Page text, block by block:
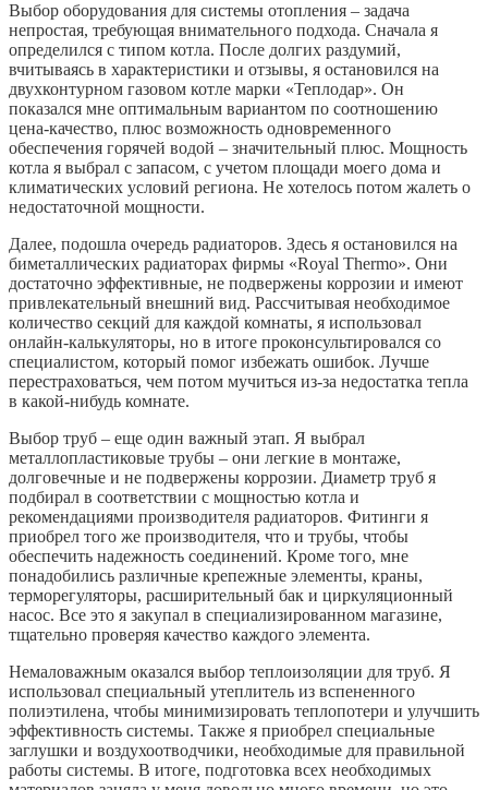
Выбор оборудования для системы отопления – задача
непростая, требующая внимательного подхода. Сначала я
определился с типом котла. После долгих раздумий,
вчитываясь в характеристики и отзывы, я остановился на
двухконтурном газовом котле марки «Теплодар». Он
показался мне оптимальным вариантом по соотношению
цена-качество, плюс возможность одновременного
обеспечения горячей водой – значительный плюс. Мощность
котла я выбрал с запасом, с учетом площади моего дома и
климатических условий региона. Не хотелось потом жалеть о
недостаточной мощности.
Далее, подошла очередь радиаторов. Здесь я остановился на
биметаллических радиаторах фирмы «Royal Thermo». Они
достаточно эффективные, не подвержены коррозии и имеют
привлекательный внешний вид. Рассчитывая необходимое
количество секций для каждой комнаты, я использовал
онлайн-калькуляторы, но в итоге проконсультировался со
специалистом, который помог избежать ошибок. Лучше
перестраховаться, чем потом мучиться из-за недостатка тепла
в какой-нибудь комнате.
Выбор труб – еще один важный этап. Я выбрал
металлопластиковые трубы – они легкие в монтаже,
долговечные и не подвержены коррозии. Диаметр труб я
подбирал в соответствии с мощностью котла и
рекомендациями производителя радиаторов. Фитинги я
приобрел того же производителя, что и трубы, чтобы
обеспечить надежность соединений. Кроме того, мне
понадобились различные крепежные элементы, краны,
терморегуляторы, расширительный бак и циркуляционный
насос. Все это я закупал в специализированном магазине,
тщательно проверяя качество каждого элемента.
Немаловажным оказался выбор теплоизоляции для труб. Я
использовал специальный утеплитель из вспененного
полиэтилена, чтобы минимизировать теплопотери и улучшить
эффективность системы. Также я приобрел специальные
заглушки и воздухоотводчики, необходимые для правильной
работы системы. В итоге, подготовка всех необходимых